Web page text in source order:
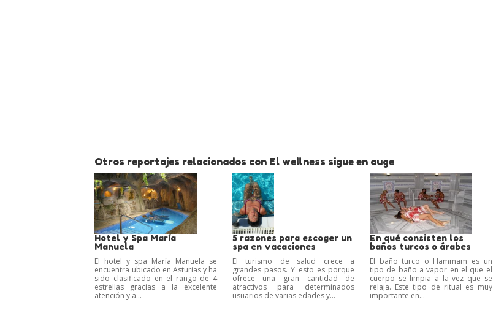
Otros reportajes relacionados con El wellness sigue en auge
Hotel y Spa María
Manuela
El hotel y spa María Manuela se
encuentra ubicado en Asturias y ha
sido clasificado en el rango de 4
estrellas gracias a la excelente
atención y a...
5 razones para escoger un
spa en vacaciones
El turismo de salud crece a
grandes pasos. Y esto es porque
ofrece una gran cantidad de
atractivos para determinados
usuarios de varias edades y...
En qué consisten los
baños turcos o árabes
El baño turco o Hammam es un
tipo de baño a vapor en el que el
cuerpo se limpia a la vez que se
relaja. Este tipo de ritual es muy
importante en...